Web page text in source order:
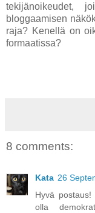
tekijänoikeudet,
bloggaamisen
raja? Kenellä on
formaatissa?
8 comments:
Kata 26
Hyvä
olla